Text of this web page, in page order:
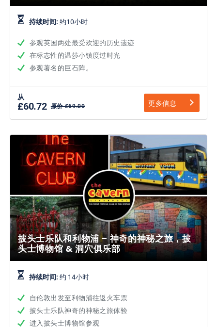
持续时间: 约10小时
参观英国两处最受欢迎的历史遗迹
在标志性的温莎小镇度过时光
参观著名的巨石阵。
从
£60.72 原价 £69.00 更多信息
披头士乐队和利物浦 – 神奇的神秘之旅，披
头士博物馆 & 洞穴俱乐部
持续时间: 约 14小时
自伦敦出发至利物浦往返火车票
披头士乐队神奇的神秘之旅体验
进入披头士博物馆参观